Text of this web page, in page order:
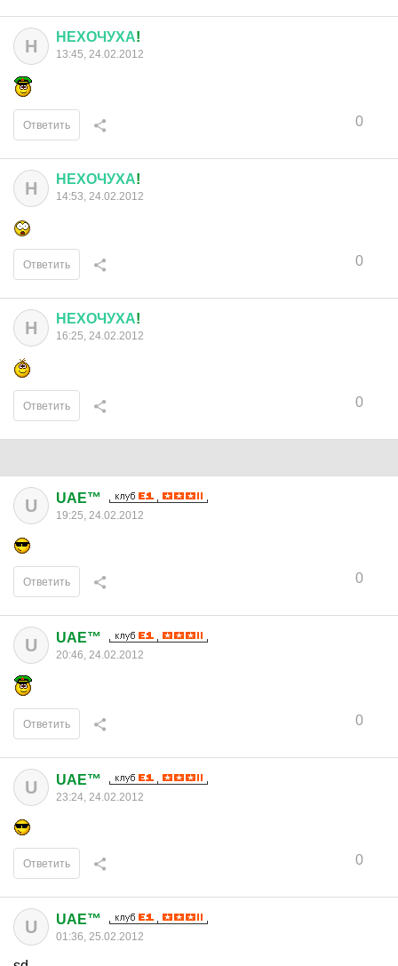
Н НЕХОЧУХА!
13:45, 24.02.2012
0
Ответить
Н НЕХОЧУХА!
14:53, 24.02.2012
0
Ответить
Н НЕХОЧУХА!
16:25, 24.02.2012
0
Ответить
U UAE™
19:25, 24.02.2012
0
Ответить
U UAE™
20:46, 24.02.2012
0
Ответить
U UAE™
23:24, 24.02.2012
0
Ответить
U UAE™
01:36, 25.02.2012